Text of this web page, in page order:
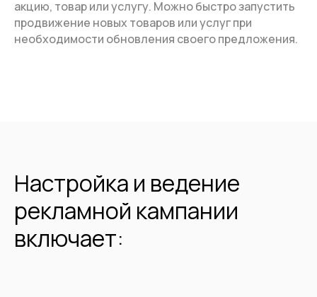
акцию, товар или услугу. Можно быстро запустить
продвижение новых товаров или услуг при
необходимости обновления своего предложения.
Настройка и ведение
рекламной кампании
включает: